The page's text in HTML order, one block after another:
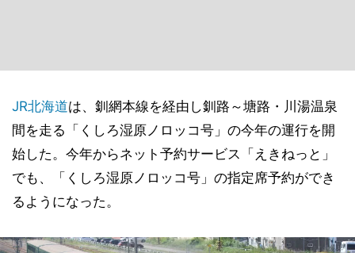
JR北海道は、釧網本線を経由し釧路～塘路・川湯温泉
間を走る「くしろ湿原ノロッコ号」の今年の運行を開
始した。今年からネット予約サービス「えきねっと」
でも、「くしろ湿原ノロッコ号」の指定席予約ができ
るようになった。